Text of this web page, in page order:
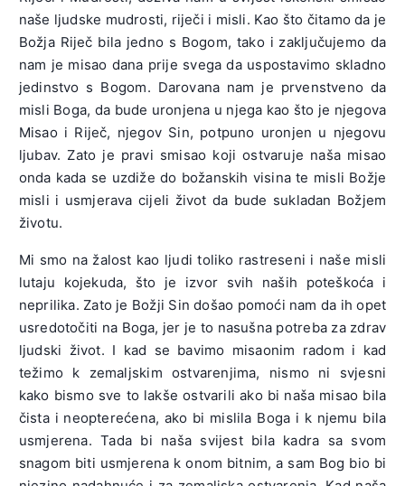
naše ljudske mudrosti, riječi i misli. Kao što čitamo da je
Božja Riječ bila jedno s Bogom, tako i zaključujemo da
nam je misao dana prije svega da uspostavimo skladno
jedinstvo s Bogom. Darovana nam je prvenstveno da
misli Boga, da bude uronjena u njega kao što je njegova
Misao i Riječ, njegov Sin, potpuno uronjen u njegovu
ljubav. Zato je pravi smisao koji ostvaruje naša misao
onda kada se uzdiže do božanskih visina te misli Božje
misli i usmjerava cijeli život da bude sukladan Božjem
životu.
Mi smo na žalost kao ljudi toliko rastreseni i naše misli
lutaju kojekuda, što je izvor svih naših poteškoća i
neprilika. Zato je Božji Sin došao pomoći nam da ih opet
usredotočiti na Boga, jer je to nasušna potreba za zdrav
ljudski život. I kad se bavimo misaonim radom i kad
težimo k zemaljskim ostvarenjima, nismo ni svjesni
kako bismo sve to lakše ostvarili ako bi naša misao bila
čista i neopterećena, ako bi mislila Boga i k njemu bila
usmjerena. Tada bi naša svijest bila kadra sa svom
snagom biti usmjerena k onom bitnim, a sam Bog bio bi